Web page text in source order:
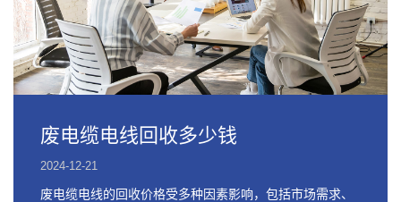
废电缆电线回收多少钱
2024-12-21
废电缆电线的回收价格受多种因素影响，包括市场需求、